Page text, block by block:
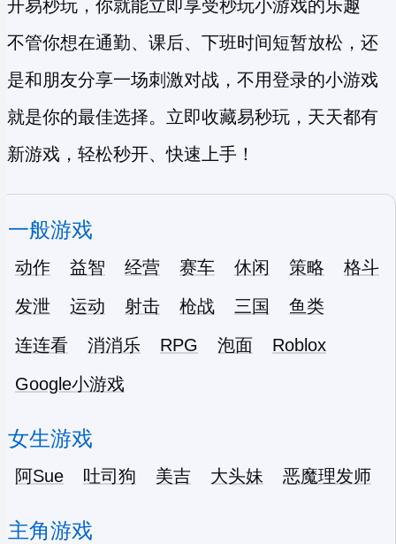
开易秒玩，你就能立即享受秒玩小游戏的乐趣
不管你想在通勤、课后、下班时间短暂放松，还
是和朋友分享一场刺激对战，不用登录的小游戏
就是你的最佳选择。立即收藏易秒玩，天天都有
新游戏，轻松秒开、快速上手！
一般游戏
动作 益智 经营 赛车 休闲 策略
格斗
发泄
运动 射击 枪战 三国
鱼类
连连看
消消乐 RPG 泡面
Roblox
Google小游戏
女生游戏
阿Sue 吐司狗 美吉 大头妹 恶魔理发师
主角游戏